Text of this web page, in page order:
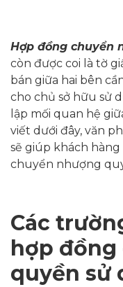
Hợp đồng chuyển
còn được coi là tờ
bán giữa hai bên
cho chủ sở hữu sử
lập mối quan hệ
viết dưới đây, văn
sẽ giúp khách
chuyển nhượng
Các
hợp
quyền sử